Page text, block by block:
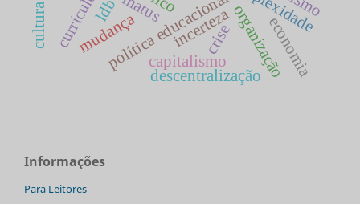
política educacional
incerteza
crise
mudança organizaçãoeconomia
capitalismo
ldb
currículo
descentralização
Informações
Para Leitores